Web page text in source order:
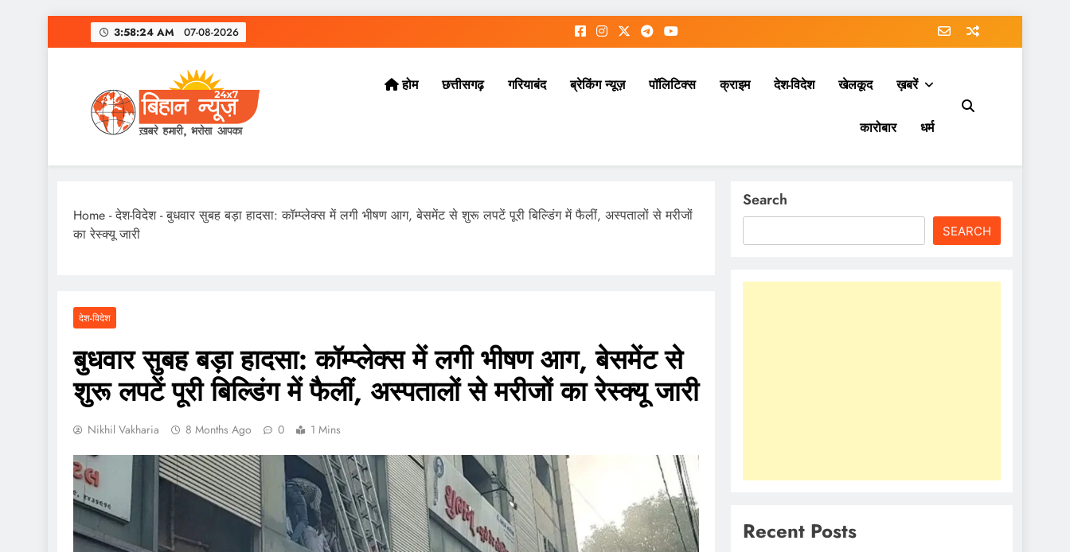
to
3:58:25 AM 07-08-2026
होम छत्तीसगढ़ गरियाबंद ब्रेकिंग न्यूज़ पॉलिटिक्स क्राइम देश-विदेश खेलकूद ख़बरें
कारोबार धर्म
Home -देश-विदेश-बुधवार सुबह बड़ा हादसा: कॉम्प्लेक्स में लगी भीषण आग, बेसमेंट से शुरू लपटें पूरी बिल्डिंग में फैलीं, अस्पतालों से मरीजों
का रेस्क्यू जारी
देश-विदेश
बुधवार सुबह बड़ा हादसा: कॉम्प्लेक्स में लगी भीषण आग, बेसमेंट से
शुरू लपटें पूरी बिल्डिंग में फैलीं, अस्पतालों से मरीजों का रेस्क्यू जारी
Nikhil Vakharia 8 Months Ago 0 1 Mins
Search
SEARCH
Recent Posts